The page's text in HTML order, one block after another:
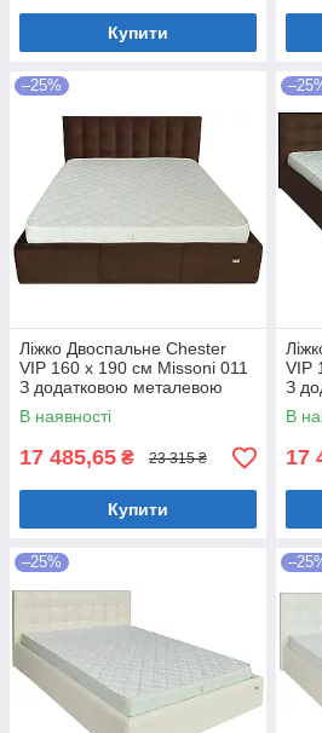
Купити
–25%
Ліжко Двоспальне Chester
VIP 160 х 190 см Missoni 011
З додатковою металевою
цільнозварною рамою
Темно-коричневий
В наявності
17 485,65 ₴ 23 315 ₴
Купити
VIP
З
В
17
–25%